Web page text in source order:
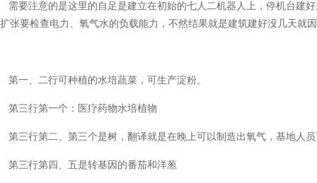
需要注意的是这里的自足是建立在初始的七人二机器人上，停机台建
扩张要检查电力、氧气水的负载能力，不然结果就是建筑建好没几天就
第一、二行可种植的水培蔬菜，可生产淀粉。
第三行第一个：医疗药物水培植物
第三行第二、第三个是树，翻译就是在晚上可以制造出氧气，基地人
第三行第四、五是转基因的番茄和洋葱